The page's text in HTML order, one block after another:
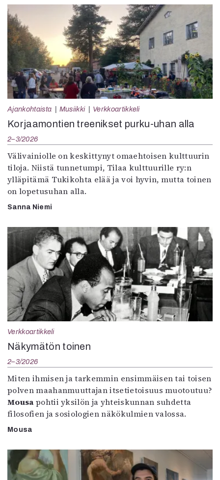
Ajankohtaista Musiikki Verkkoartikkeli
Korjaamontien treenikset purku-uhan alla
2–3/2026
Välivainiolle on keskittynyt omaehtoisen kulttuurin
tiloja. Niistä tunnetumpi, Tilaa kulttuurille ry:n
ylläpitämä Tukikohta elää ja voi hyvin, mutta toinen
on lopetusuhan alla.
Sanna Niemi
Verkkoartikkeli
Näkymätön toinen
2–3/2026
Miten ihmisen ja tarkemmin ensimmäisen tai toisen
polven maahanmuuttajan itsetietoisuus muotoutuu?
Mousa pohtii yksilön ja yhteiskunnan suhdetta
filosofien ja sosiologien näkökulmien valossa.
Mousa